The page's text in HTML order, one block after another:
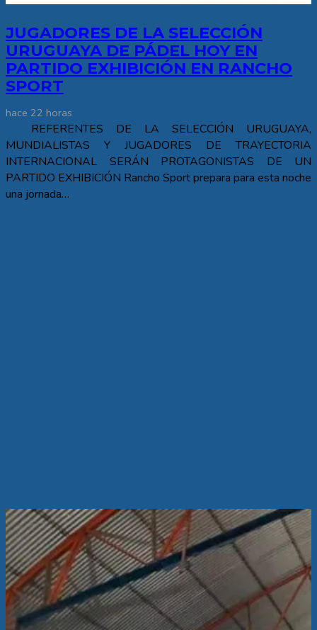
JUGADORES DE LA SELECCIÓN
URUGUAYA DE PÁDEL HOY EN
PARTIDO EXHIBICIÓN EN RANCHO
SPORT
hace 22 horas
REFERENTES DE LA SELECCIÓN URUGUAYA,
MUNDIALISTAS Y JUGADORES DE TRAYECTORIA
INTERNACIONAL SERÁN PROTAGONISTAS DE UN
PARTIDO EXHIBICIÓN Rancho Sport prepara para esta noche
una jornada…